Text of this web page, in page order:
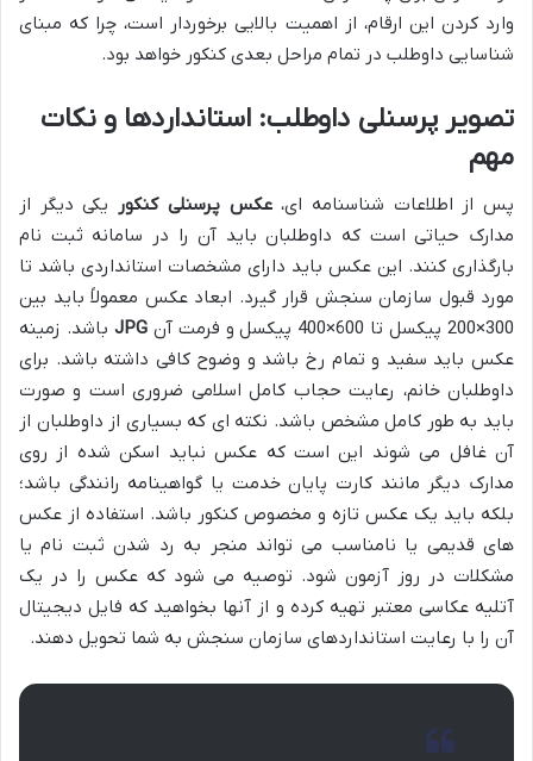
وارد کردن این ارقام، از اهمیت بالایی برخوردار است، چرا که مبنای
شناسایی داوطلب در تمام مراحل بعدی کنکور خواهد بود.
تصویر پرسنلی داوطلب: استانداردها و نکات
مهم
پس از اطلاعات شناسنامه ای،عکس پرسنلی کنکور یکی دیگر از
مدارک حیاتی است که داوطلبان باید آن را در سامانه ثبت نام
بارگذاری کنند. این عکس باید دارای مشخصات استانداردی باشد تا
مورد قبول سازمان سنجش قرار گیرد. ابعاد عکس معمولاً باید بین
300×200 پیکسل تا 600×400 پیکسل و فرمت آن
JPG باشد. زمینه
عکس باید سفید و تمام رخ باشد و وضوح کافی داشته باشد. برای
داوطلبان خانم، رعایت حجاب کامل اسلامی ضروری است و صورت
باید به طور کامل مشخص باشد. نکته ای که بسیاری از داوطلبان از
آن غافل می شوند این است که عکس نباید اسکن شده از روی
مدارک دیگر مانند کارت پایان خدمت یا گواهینامه رانندگی باشد؛
بلکه باید یک عکس تازه و مخصوص کنکور باشد. استفاده از عکس
های قدیمی یا نامناسب می تواند منجر به رد شدن ثبت نام یا
مشکلات در روز آزمون شود. توصیه می شود که عکس را در یک
آتلیه عکاسی معتبر تهیه کرده و از آنها بخواهید که فایل دیجیتال
آن را با رعایت استانداردهای سازمان سنجش به شما تحویل دهند.